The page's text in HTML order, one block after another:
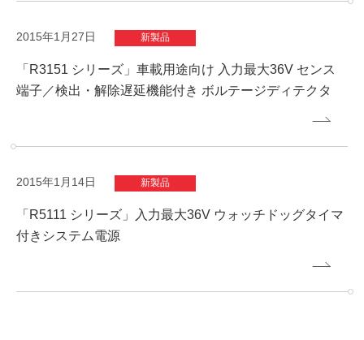
2015年1月27日 新製品
「R3151 シリーズ」車載用途向け 入力最大36V センス
端子／検出・解除遅延機能付き ボルテージディテクタ
2015年1月14日 新製品
「R5111 シリーズ」入力最大36V ウォッチドッグタイマ
付きシステム電源